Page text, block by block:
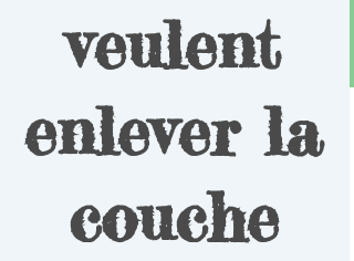
veulent
enlever la
couche